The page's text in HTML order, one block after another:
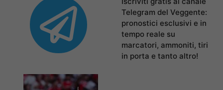
Telegram del Veggente:
pronostici esclusivi e in
tempo reale su
marcatori, ammoniti, tiri
in porta e tanto altro!